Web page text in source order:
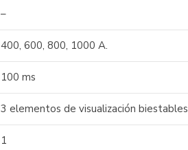
–
400, 600, 800, 1000 A.
100 ms
3 elementos de visualización
1